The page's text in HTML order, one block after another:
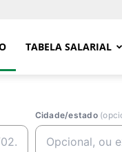
TABELA SALARIAL
Cidade/estado